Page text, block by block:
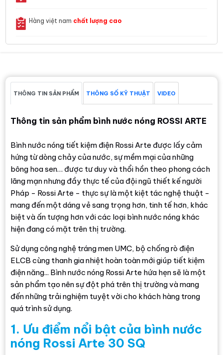
Hàng việt nam chất lượng cao
THÔNG TIN SẢN PHẨM THÔNG SỐ KỸ THUẬT VIDEO
Thông tin sản phẩm bình nước nóng ROSSI ARTE
Bình nước nóng tiết kiệm điện Rossi Arte được lấy cảm
hứng từ dòng chảy của nước, sự mềm mại của những
bông hoa sen… được tư duy và thổi hồn theo phong cách
lãng mạn nhưng đầy thực tế của đội ngũ thiết kế người
Pháp - Rossi Arte - thực sự là một kiệt tác nghệ thuật -
mang đến một dáng vẻ sang trọng hơn, tinh tế hơn, khác
biệt và ấn tượng hơn với các loại bình nước nóng khác
hiện đang có mặt trên thị trường.
Sử dụng công nghệ tráng men UMC, bộ chống rò điện
ELCB cùng thanh gia nhiệt hoàn toàn mới giúp tiết kiệm
điện năng... Bình nước nóng Rossi Arte hứa hẹn sẽ là một
sản phẩm tạo nên sự đột phá trên thị trường và mang
đến những trải nghiệm tuyệt vời cho khách hàng trong
quá trình sử dụng.
1. Ưu điểm nổi bật của bình nước
nóng Rossi Arte 30 SQ